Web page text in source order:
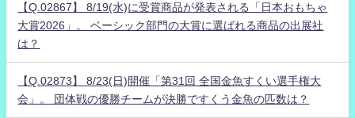
【Q.02867】 8/19(水)に受賞商品が発表される「日本おもちゃ
大賞2026」。 ベーシック部門の大賞に選ばれる商品の出展社
は？
【Q.02873】 8/23(日)開催「第31回 全国金魚すくい選手権大
会」。 団体戦の優勝チームが決勝ですくう金魚の匹数は？